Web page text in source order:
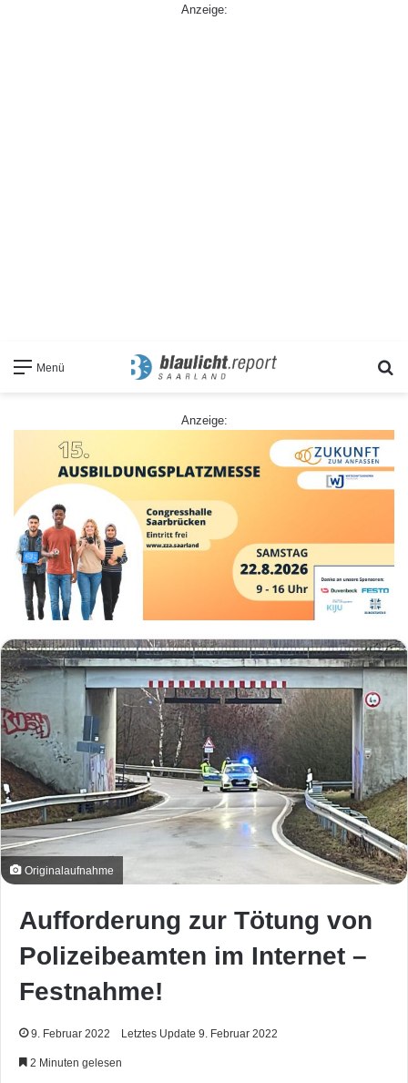
Anzeige:
Menü
Anzeige:
Originalaufnahme
Aufforderung zur Tötung von
Polizeibeamten im Internet –
Festnahme!
9. Februar 2022 Letztes Update 9. Februar 2022
2 Minuten gelesen